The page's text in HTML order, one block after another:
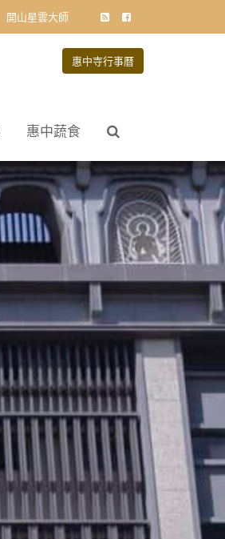
開山星雲大師
惠中寺行事曆
惠中蔬食